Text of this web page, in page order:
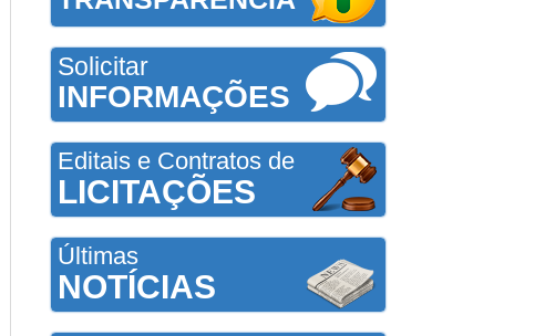
Solicitar
INFORMAÇÕES
Editais e Contratos de
LICITAÇÕES
Últimas
NOTÍCIAS